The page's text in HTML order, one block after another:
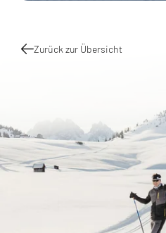
Zurück zur Übersicht